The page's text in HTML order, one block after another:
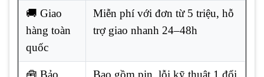
🚚 Giao
hàng toàn
quốc
Miễn phí với đơn từ 5 triệu, hỗ
trợ giao nhanh 24–48h
🧰 Bảo Bao gồm pin, lỗi kỹ thuật 1 đổi